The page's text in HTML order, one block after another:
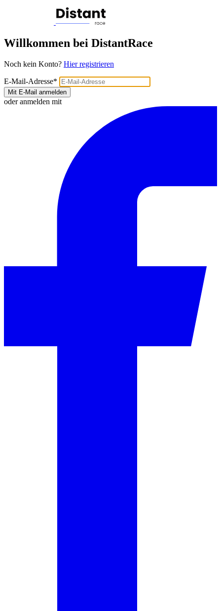
Willkommen bei DistantRace
Noch kein Konto? Hier registrieren
E-Mail-Adresse*
Mit E-Mail anmelden
oder anmelden mit